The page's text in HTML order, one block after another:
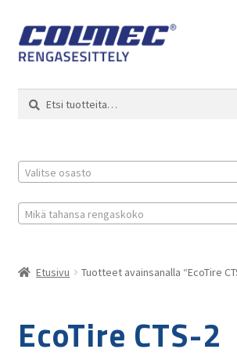
Skip
to
Skip
to
Colmec
0 tuotetta tarjouspyynnössä
Etsi:
Haku
Valitse osasto
Mikä tahansa rengaskoko
Etusivu Tuotteet avainsanalla “EcoTire
EcoTire CTS-2